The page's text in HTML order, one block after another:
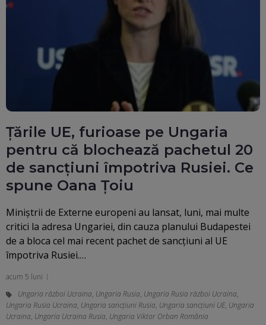
Țările UE, furioase pe Ungaria
pentru că blochează pachetul 20
de sancțiuni împotriva Rusiei. Ce
spune Oana Țoiu
Miniștrii de Externe europeni au lansat, luni, mai multe
critici la adresa Ungariei, din cauza planului Budapestei
de a bloca cel mai recent pachet de sancțiuni al UE
împotriva Rusiei.…
acum 5 luni
Ungaria război Ucraina, Ungaria Rusia, Ungaria Rusia război Ucraina,
Ungaria Rusia Ucraina, Ungaria sancţiuni Rusia, Ungaria sancțiuni UE, Ungaria
Ucraina, Ungaria Ucraina Rusia, Ungaria Viktor Orban România